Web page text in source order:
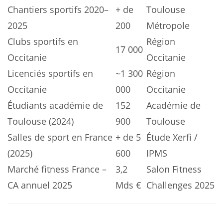
Chantiers sportifs 2020–
2025
+ de
200
Toulouse
Métropole
Clubs sportifs en
Occitanie
17 000
Région
Occitanie
Licenciés sportifs en
Occitanie
~1 300
000
Région
Occitanie
Étudiants académie de
Toulouse (2024)
152
900
Académie de
Toulouse
Salles de sport en France
(2025)
+ de 5
600
Étude Xerfi /
IPMS
Marché fitness France –
CA annuel 2025
3,2
Mds €
Salon Fitness
Challenges 2025